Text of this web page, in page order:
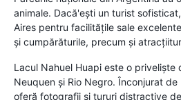
animale. Dacă'ești un turist
Aires pentru facilitățile sale
și cumpărăturile, precum și
Lacul Nahuel Huapi este o
Neuquen și Rio Negro. Înconjurat
oferă fotografii și tururi distractive